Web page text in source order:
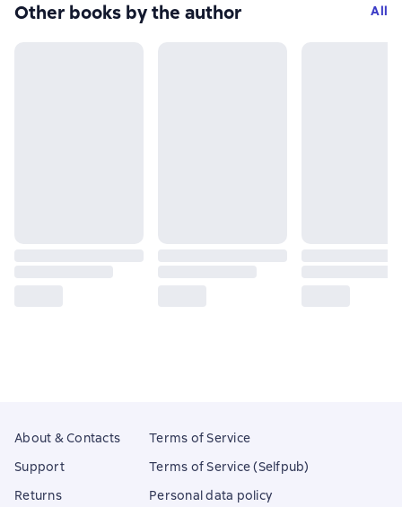
Other books by the author All
About & Contacts
Support
Returns
Terms of Service
Terms of Service (Selfpub)
Personal data policy